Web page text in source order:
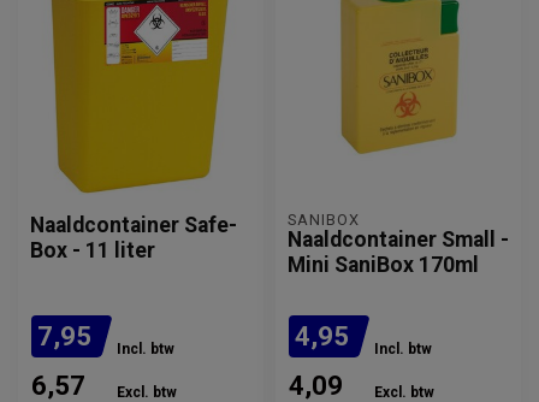
Naaldcontainer Safe-
Box - 11 liter
7,95 Incl. btw
6,57 Excl. btw
SANIBOX
Naaldcontainer Small -
Mini SaniBox 170ml
4,95 Incl. btw
4,09 Excl. btw